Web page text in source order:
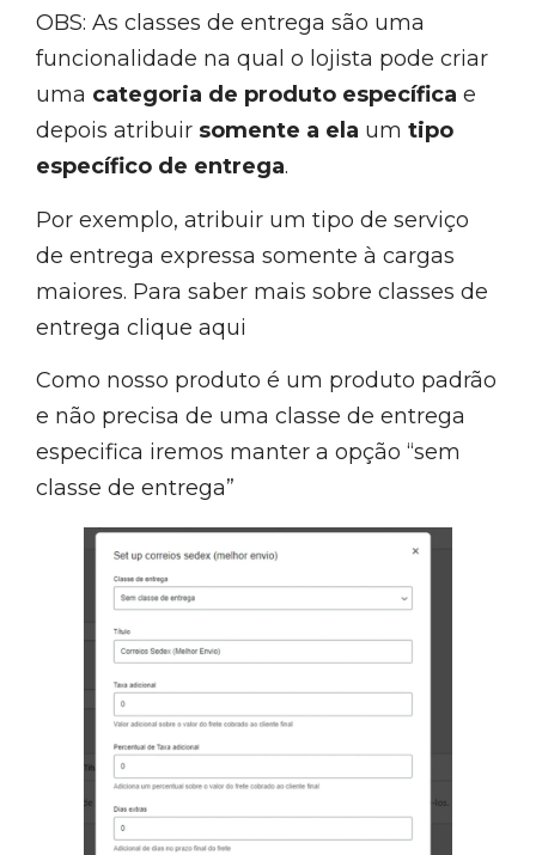
OBS: As classes de entrega são uma
funcionalidade na qual o lojista pode criar
uma categoria de produto específica e
depois atribuir somente a ela um tipo
específico de entrega.
Por exemplo, atribuir um tipo de serviço
de entrega expressa somente à cargas
maiores. Para saber mais sobre classes de
entrega clique aqui
Como nosso produto é um produto padrão
e não precisa de uma classe de entrega
especifica iremos manter a opção “sem
classe de entrega”